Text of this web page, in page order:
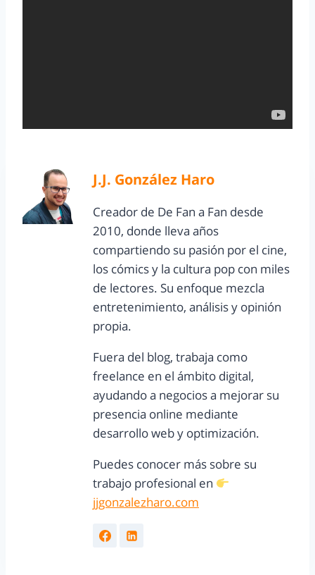
J.J. González Haro
Creador de De Fan a Fan desde
2010, donde lleva años
compartiendo su pasión por el cine,
los cómics y la cultura pop con miles
de lectores. Su enfoque mezcla
entretenimiento, análisis y opinión
propia.
Fuera del blog, trabaja como
freelance en el ámbito digital,
ayudando a negocios a mejorar su
presencia online mediante
desarrollo web y optimización.
Puedes conocer más sobre su
trabajo profesional en
jjgonzalezharo.com